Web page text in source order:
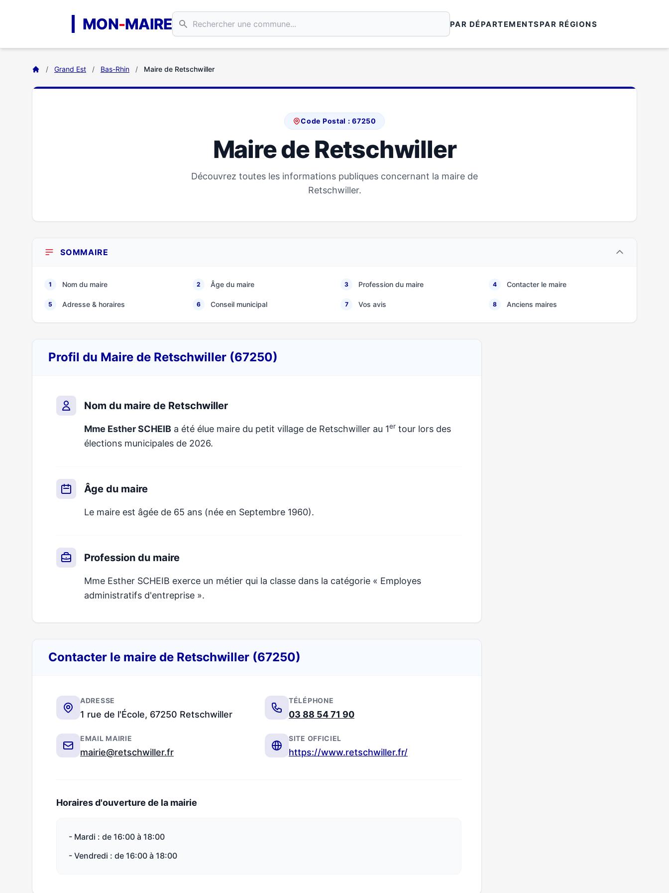
MON-MAIRE PAR DÉPARTEMENTSPAR RÉGIONS
/ Grand Est / Bas-Rhin / Maire de Retschwiller
Code Postal : 67250
Maire de Retschwiller
Découvrez toutes les informations publiques concernant la maire de
Retschwiller.
SOMMAIRE
1 Nom du maire 2 Âge du maire 3 Profession du maire 4 Contacter le maire
5 Adresse & horaires 6 Conseil municipal 7 Vos avis 8 Anciens maires
Profil du Maire de Retschwiller (67250)
Nom du maire de Retschwiller
Mme Esther SCHEIB a été élue maire du petit village de Retschwiller au 1er tour lors des
élections municipales de 2026.
Âge du maire
Le maire est âgée de 65 ans (née en Septembre 1960).
Profession du maire
Mme Esther SCHEIB exerce un métier qui la classe dans la catégorie « Employes
administratifs d'entreprise ».
Contacter le maire de Retschwiller (67250)
ADRESSE
1 rue de l'École, 67250 Retschwiller
TÉLÉPHONE
03 88 54 71 90
EMAIL MAIRIE
mairie@retschwiller.fr
SITE OFFICIEL
https://www.retschwiller.fr/
Horaires d'ouverture de la mairie
- Mardi : de 16:00 à 18:00
- Vendredi : de 16:00 à 18:00